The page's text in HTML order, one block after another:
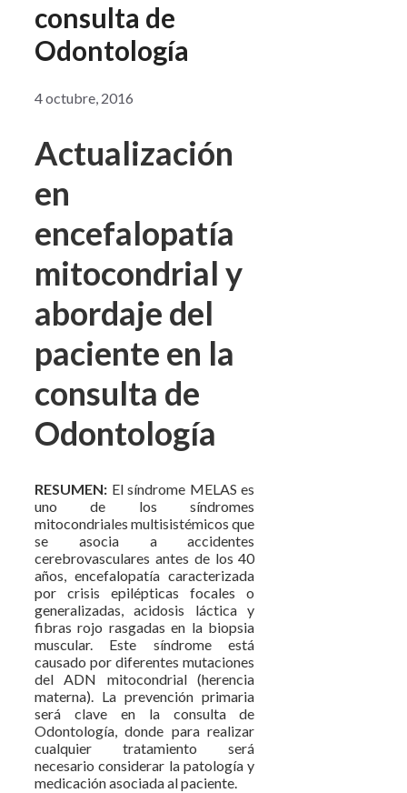
consulta de
Odontología
4 octubre, 2016
Actualización
en
encefalopatía
mitocondrial y
abordaje del
paciente en la
consulta de
Odontología
RESUMEN: El síndrome MELAS es
uno de los síndromes
mitocondriales multisistémicos que
se asocia a accidentes
cerebrovasculares antes de los 40
años, encefalopatía caracterizada
por crisis epilépticas focales o
generalizadas, acidosis láctica y
fibras rojo rasgadas en la biopsia
muscular. Este síndrome está
causado por diferentes mutaciones
del ADN mitocondrial (herencia
materna). La prevención primaria
será clave en la consulta de
Odontología, donde para realizar
cualquier tratamiento será
necesario considerar la patología y
medicación asociada al paciente.